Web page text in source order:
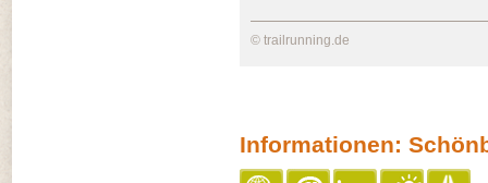
© trailrunning.de
Informationen: